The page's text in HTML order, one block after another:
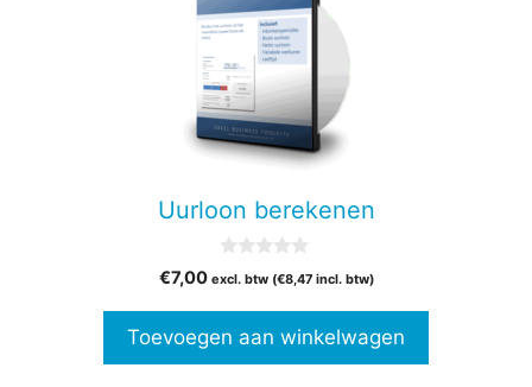
Uurloon berekenen
v
5
€7,00 excl. btw (€8,47incl. btw)
Toevoegen aan winkelwagen